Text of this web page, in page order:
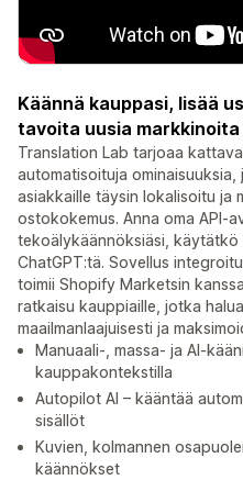
Käännä kauppasi, lisää
tavoita uusia markkinoita
Translation Lab tarjoaa
automatisoituja
asiakkaille täysin lokalisoitu ja
ostokokemus. Anna oma API-
tekoälykäännöksiäsi, käytätkö
ChatGPT:tä. Sovellus
toimii Shopify Marketsin
ratkaisu kauppiaille, jotka
maailmanlaajuisesti ja
Manuaali-, massa- ja AI-
kauppakontekstilla
Autopilot AI – kääntää
sisällöt
Kuvien, kolmannen
käännökset